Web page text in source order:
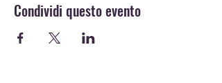
Condividi questo evento